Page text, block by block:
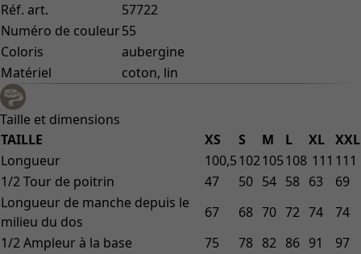
Réf. art.
57722
Numéro de couleur55
Coloris
aubergine
Matériel
coton, lin
Taille et dimensions
TAILLE
XS S M L XL XXL
Longueur
100,5102105108 111 111
1/2 Tour de poitrin
47 50 54 58 63
69
Longueur de manche depuis le
milieu du dos
67 68 70 72 74
74
1/2 Ampleur à la base
75 78 82 86 91
97